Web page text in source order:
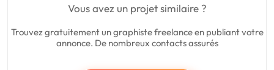
Vous avez un projet similaire ?
Trouvez gratuitement un graphiste freelance en publiant votre
annonce. De nombreux contacts assurés